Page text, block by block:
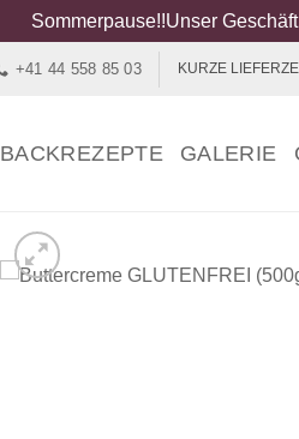
Sommerpause!!Unser
+41 44 558 85 03 KURZE
BACKREZEPTE GALERIE